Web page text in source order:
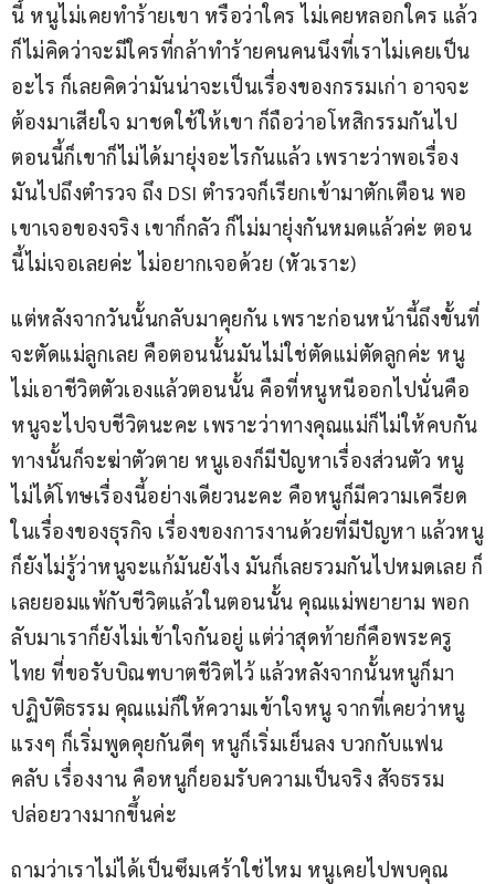
นี้ หนูไม่เคยทำร้ายเขา หรือว่าใคร ไม่เคยหลอกใคร แล้ว
ก็ไม่คิดว่าจะมีใครที่กล้าทำร้ายคนคนนึงที่เราไม่เคยเป็น
อะไร ก็เลยคิดว่ามันน่าจะเป็นเรื่องของกรรมเก่า อาจจะ
ต้องมาเสียใจ มาชดใช้ให้เขา ก็ถือว่าอโหสิกรรมกันไป
ตอนนี้ก็เขาก็ไม่ได้มายุ่งอะไรกันแล้ว เพราะว่าพอเรื่อง
มันไปถึงตำรวจ ถึง DSI ตำรวจก็เรียกเข้ามาตักเตือน พอ
เขาเจอของจริง เขาก็กลัว ก็ไม่มายุ่งกันหมดแล้วค่ะ ตอน
นี้ไม่เจอเลยค่ะ ไม่อยากเจอด้วย (หัวเราะ)
แต่หลังจากวันนั้นกลับมาคุยกัน เพราะก่อนหน้านี้ถึงขั้นที่
จะตัดแม่ลูกเลย คือตอนนั้นมันไม่ใช่ตัดแม่ตัดลูกค่ะ หนู
ไม่เอาชีวิตตัวเองแล้วตอนนั้น คือที่หนูหนีออกไปนั่นคือ
หนูจะไปจบชีวิตนะคะ เพราะว่าทางคุณแม่ก็ไม่ให้คบกัน
ทางนั้นก็จะฆ่าตัวตาย หนูเองก็มีปัญหาเรื่องส่วนตัว หนู
ไม่ได้โทษเรื่องนี้อย่างเดียวนะคะ คือหนูก็มีความเครียด
ในเรื่องของธุรกิจ เรื่องของการงานด้วยที่มีปัญหา แล้วหนู
ก็ยังไม่รู้ว่าหนูจะแก้มันยังไง มันก็เลยรวมกันไปหมดเลย ก็
เลยยอมแพ้กับชีวิตแล้วในตอนนั้น คุณแม่พยายาม พอก
ลับมาเราก็ยังไม่เข้าใจกันอยู่ แต่ว่าสุดท้ายก็คือพระครู
ไทย ที่ขอรับบิณฑบาตชีวิตไว้ แล้วหลังจากนั้นหนูก็มา
ปฏิบัติธรรม คุณแม่ก็ให้ความเข้าใจหนู จากที่เคยว่าหนู
แรงๆ ก็เริ่มพูดคุยกันดีๆ หนูก็เริ่มเย็นลง บวกกับแฟน
คลับ เรื่องงาน คือหนูก็ยอมรับความเป็นจริง สัจธรรม
ปล่อยวางมากขึ้นค่ะ
ถามว่าเราไม่ได้เป็นซึมเศร้าใช่ไหม หนูเคยไปพบคุณ